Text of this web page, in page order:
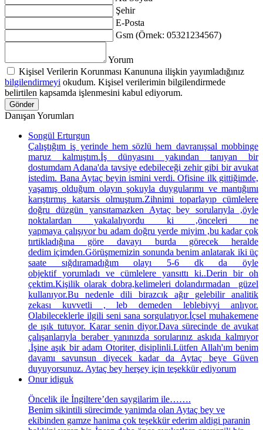
Şehir
E-Posta
Gsm (Örnek: 05321234567)
Yorum
Kişisel Verilerin Korunması Kanununa ilişkin yayımladığınız
bilgilendirmeyi okudum. Kişisel verilerimin bilgilendirmede
belirtilen kapsamda işlenmesini kabul ediyorum.
Gönder
Danışan Yorumları
Songül Erturgun
Çalıştığım iş yerinde hem sözlü hem davranışsal mobbinge
maruz kalmıştım.İş dünyasını yakından tanıyan bir
dostumdam Adana'da tavsiye edebileceği zehir gibi bir avukat
istedim. Bana Aytaç beyin ismini verdi. Ofisine ilk gittiğimde,
yaşamış olduğum olayın şokuyla duygularımı ve mantığımı
karıştırmış katarsis olmuştum.Zihnimi toparlayıp cümlelere
doğru düzgün yansıtamazken Aytaç bey sorularıyla ,öyle
noktalardan yakalalıyordu ki ,önceleri ne
yapmaya çalışıyor bu adam doğru yerde miyim ,bu kadar çok
tırtikladığına göre davayı burda görecek heralde
dedim içimden.Görüşmemizin sonunda benim anlatarak iki üç
saate sığdıramadığım olayı 5-6 dk da öyle
objektif yorumladı ve cümlelere yansıttı ki..Derin bir oh
çektim.Kişilik olarak dobra,kelimeleri dolandırmadan güzel
kullanıyor.Bu nedenle dili birazcık ağır gelebilir analitik
zekası kuvvetli , leb demeden leblebiyyi anlıyor.
Olabileceklerle ilgili seni sana sorgulatıyor.İçsel muhakemene
de ışık tutuyor. Karar senin diyor.Dava sürecinde de avukat
çalışanlarıyla beraber yanınızda sorularınız askıda kalmıyor
.İşine aşık bir adam Otoriter, disiplinli.Lütfen Allah'ım benim
davamı savunsun diyecek kadar da Aytaç beye Güven
duyuyorsunuz. Aytaç bey herşey için teşekkür ediyorum
Onur idiguk
Öncelik ile İngiltere’den saygilarim ile…….
Benim sikintili sürecimde yanimda olan Aytaç bey ve
ekibinden gamze hanima çok teşekkür ederim aldigi paranin